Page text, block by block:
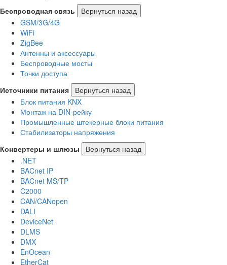
Беспроводная связь
Вернуться назад
GSM/3G/4G
WiFi
ZigBee
Антенны и аксессуары
Беспроводные мосты
Точки доступа
Источники питания
Вернуться назад
Блок питания KNX
Монтаж на DIN-рейку
Промышленные штекерные блоки питания
Стабилизаторы напряжения
Конвертеры и шлюзы
Вернуться назад
.NET
BACnet IP
BACnet MS/TP
C2000
CAN/CANopen
DALI
DeviceNet
DLMS
DMX
EnOcean
EtherCat